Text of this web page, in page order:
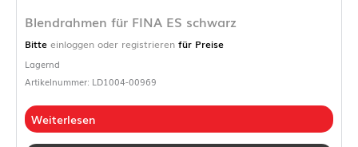
Blendrahmen für FINA ES schwarz
Bitte einloggen oder registrieren für Preise
Lagernd
Artikelnummer: LD1004-00969
Weiterlesen